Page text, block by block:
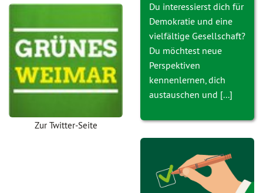
Zur Twitter-Seite
Du interessierst dich für
Demokratie und eine
vielfältige Gesellschaft?
Du möchtest neue
Perspektiven
kennenlernen, dich
austauschen und [...]